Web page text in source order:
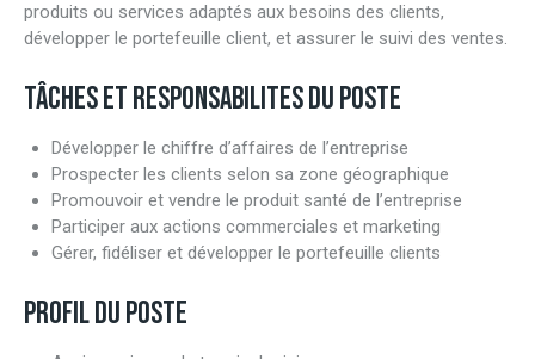
produits ou services adaptés aux besoins des clients,
développer le portefeuille client, et assurer le suivi des ventes.
TÂCHES ET RESPONSABILITES DU POSTE
Développer le chiffre d’affaires de l’entreprise
Prospecter les clients selon sa zone géographique
Promouvoir et vendre le produit santé de l’entreprise
Participer aux actions commerciales et marketing
Gérer, fidéliser et développer le portefeuille clients
PROFIL DU POSTE